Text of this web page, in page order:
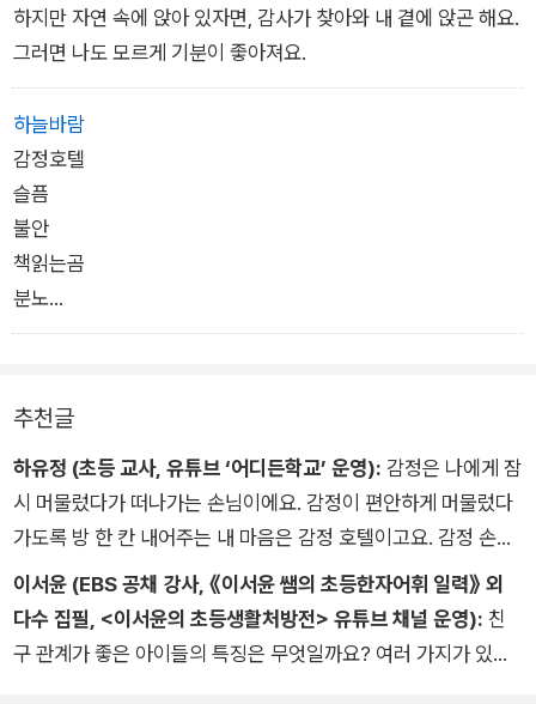
《감정 호텔: 내 마음이 머무는 곳》은 끊임없이 밀려왔다 밀려가
는 감정을 내 마음이라는 ‘호텔’을 찾아오는 손님에 빗대어 이야
기를 풀어 간다. 작가 리디아 브란코비치는 자기 안에서 휘몰아치
는 감정을 깊숙이 들여다보면서 떠오르는 생각을 차곡차곡 쌓아
이야기를 만들었다고 한다. 아직 신인 작가이지만 자칫 식상할 수
있는 '감정'이라는 소재를 새롭고도 재치 있게 다루고 있다.
하지만 자연 속에 앉아 있자면, 감사가 찾아와 내 곁에 앉곤 해요.
그러면 나도 모르게 기분이 좋아져요.
하늘바람
감정호텔
슬픔
불안
책읽는곰
분노
장미란
추천글
하유정 (초등 교사, 유튜브 ‘어디든학교’ 운영): 감정은 나에게 잠
시 머물렀다가 떠나가는 손님이에요. 감정이 편안하게 머물렀다
가도록 방 한 칸 내어주는 내 마음은 감정 호텔이고요. 감정 손님
들은 언제나 예고 없이 찾아와요. 필요 없는 손님은 없어요. 각각
의 감정은 모두 역할이 있거든요. 그림책 곳곳에 숨어 있는 감정
손님을 살펴보세요. 눈에 보이지 않아 모호하고 막연했던 감정의
이서윤 (EBS 공채 강사, 《이서윤 쌤의 초등한자어휘 일력》 외
다수 집필, <이서윤의 초등생활처방전> 유튜브 채널 운영): 친
구 관계가 좋은 아이들의 특징은 무엇일까요? 여러 가지가 있을